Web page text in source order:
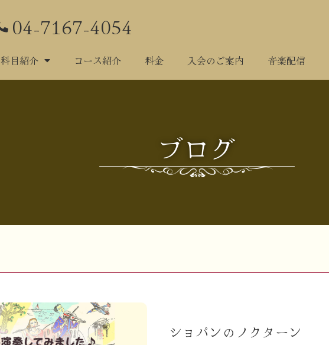
04-7167-4054
科目紹介 コース紹介 料金 入会のご案内 音楽配信
ホーム 学院について 科目紹介
ブログ
ショパンのノクターン